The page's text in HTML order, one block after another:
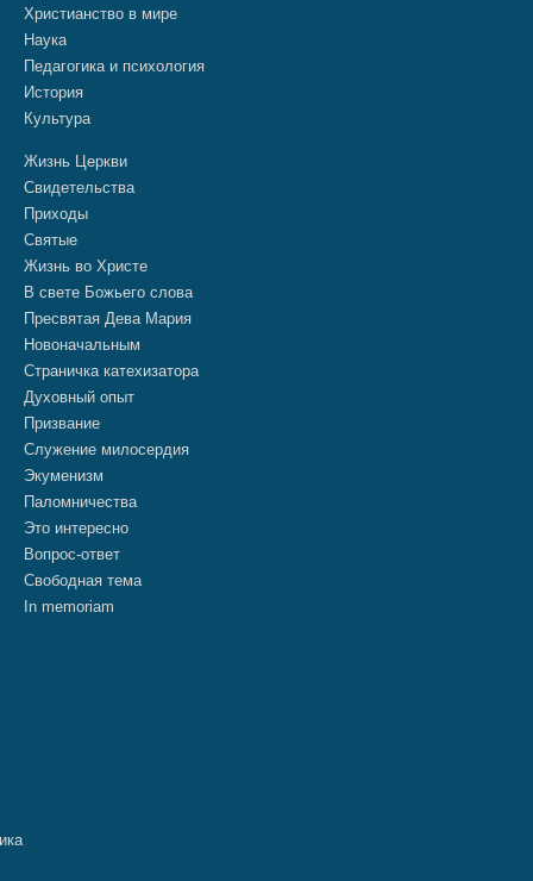
Христианство в мире
Наука
Педагогика и психология
История
Культура
Жизнь Церкви
Свидетельства
Приходы
Святые
Жизнь во Христе
В свете Божьего слова
Пресвятая Дева Мария
Новоначальным
Страничка катехизатора
Духовный опыт
Призвание
Служение милосердия
Экуменизм
Паломничества
Это интересно
Вопрос-ответ
Свободная тема
In memoriam